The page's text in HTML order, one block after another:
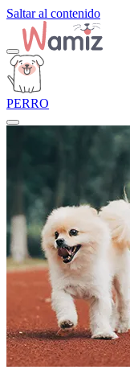
Saltar al contenido
PERRO